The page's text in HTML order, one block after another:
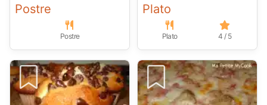
Postre
Postre
Plato
Plato 4 / 5